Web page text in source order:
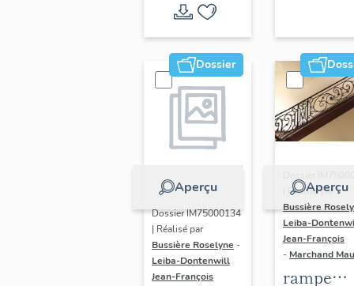
Dossier
Aperçu
Dossier IM75000134
| Réalisé par
Bussière Roselyne -
Leiba-Dontenwill
Jean-François
Aperçu
| Réalisé par
Bussière
Leiba-
Jean-François
- Marchand
rampe